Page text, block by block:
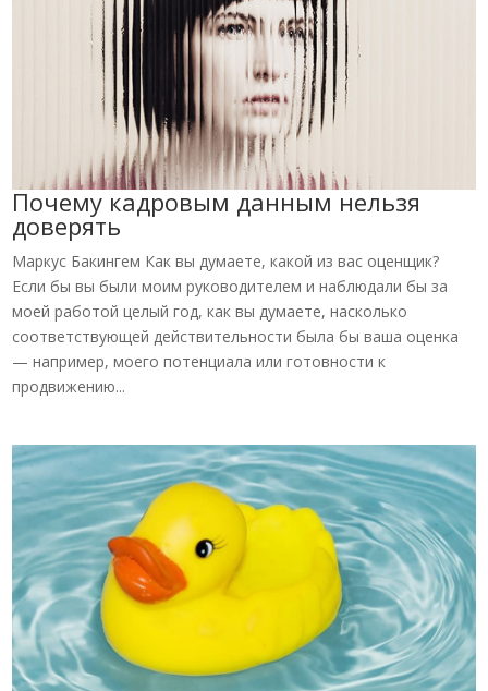
Почему кадровым данным нельзя
доверять
Маркус Бакингем Как вы думаете, какой из вас оценщик?
Если бы вы были моим руководителем и наблюдали бы за
моей работой целый год, как вы думаете, насколько
соответствующей действительности была бы ваша оценка
— например, моего потенциала или готовности к
продвижению...